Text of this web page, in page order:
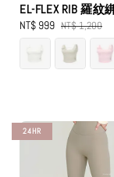
EL-FLEX RIB 羅紋
Sale
price
NT$ 999 Regular
price
NT$ 1,200
24HR